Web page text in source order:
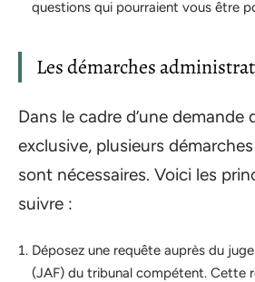
questions qui pourraient vous être
Les démarches
Dans le cadre d’une demande
exclusive, plusieurs
sont nécessaires. Voici les
suivre :
Déposez une requête auprès du
(JAF) du tribunal compétent. Cette